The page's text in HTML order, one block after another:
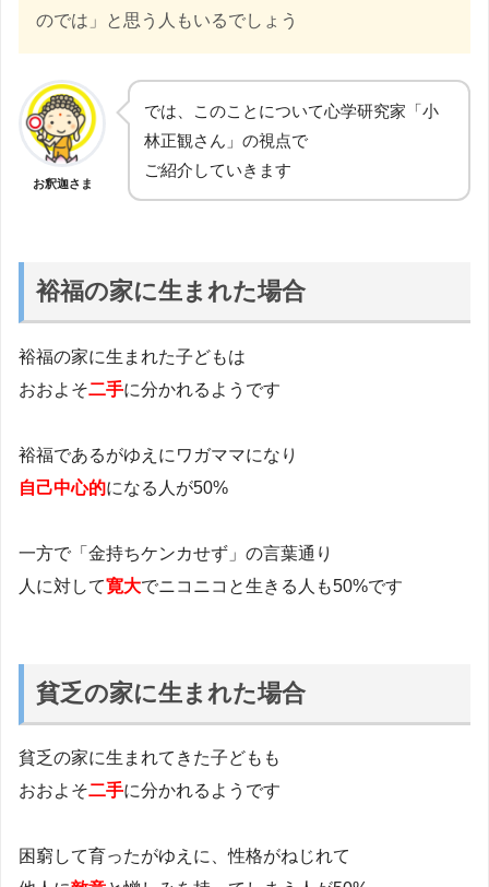
のでは」と思う人もいるでしょう
お釈迦さま
では、このことについて心学研究家「小
林正観さん」の視点で
ご紹介していきます
裕福の家に生まれた場合
裕福の家に生まれた子どもは
おおよそ二手に分かれるようです
裕福であるがゆえにワガママになり
自己中心的になる人が50%
一方で「金持ちケンカせず」の言葉通り
人に対して寛大でニコニコと生きる人も50%です
貧乏の家に生まれた場合
貧乏の家に生まれてきた子どもも
おおよそ二手に分かれるようです
困窮して育ったがゆえに、性格がねじれて